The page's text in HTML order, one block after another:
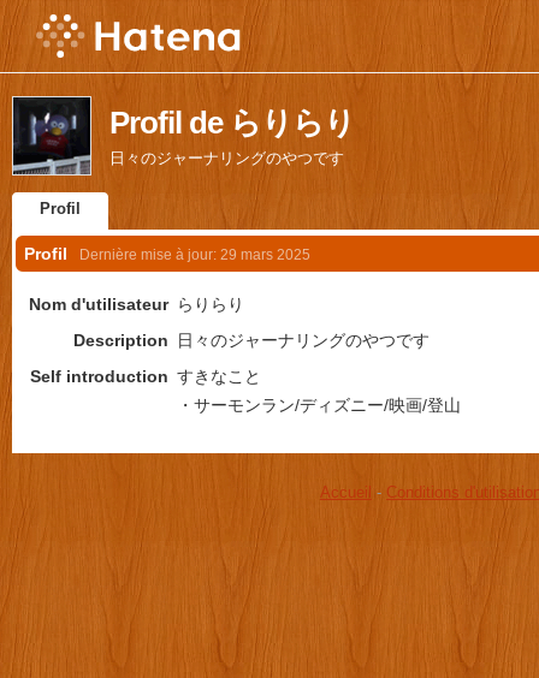
Profil de らりらり
日々のジャーナリングのやつです
Profil
Profil Dernière mise à jour: 29 mars 2025
Nom d'utilisateur らりらり
Description
日々のジャーナリングのやつです
Self introduction すきなこと
・サーモンラン/ディズニー/映画/登山
Accueil - Conditions